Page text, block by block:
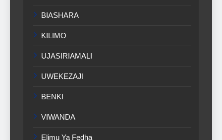
BIASHARA
KILIMO
UJASIRIAMALI
UWEKEZAJI
BENKI
VIWANDA
Elimu Ya Fedha